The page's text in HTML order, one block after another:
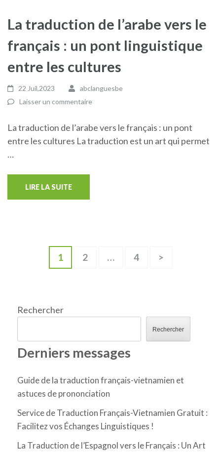
La traduction de l’arabe vers le
français : un pont linguistique
entre les cultures
22 Juil,2023
abclanguesbe
Laisser un commentaire
La traduction de l’arabe vers le français : un pont
entre les cultures La traduction est un art qui permet
…
LIRE LA SUITE
PaginationPage
1 Page
2 … Page
4 >
Rechercher
Rechercher
Derniers messages
Guide de la traduction français-vietnamien et
astuces de prononciation
Service de Traduction Français-Vietnamien Gratuit :
Facilitez vos Échanges Linguistiques !
La Traduction de l’Espagnol vers le Français : Un Art